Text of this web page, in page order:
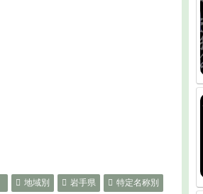
地域別 岩手県
特定名称別